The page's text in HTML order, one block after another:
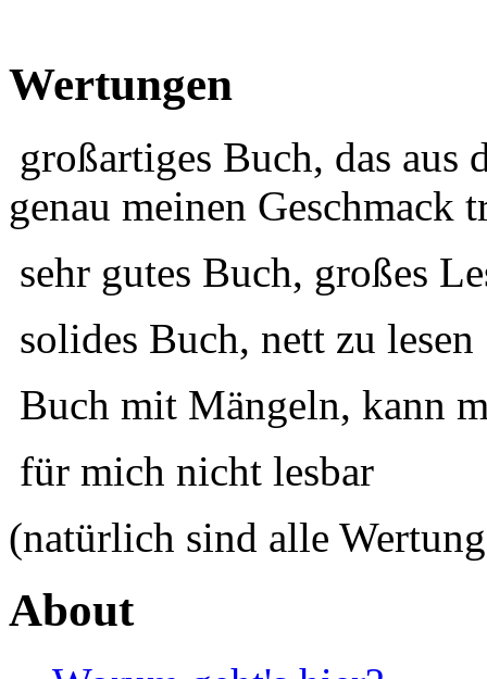
Wertungen
großartiges Buch, das aus
genau meinen Geschmack
sehr gutes Buch, großes
solides Buch, nett zu lesen
Buch mit Mängeln, kann
für mich nicht lesbar
(natürlich sind alle
About